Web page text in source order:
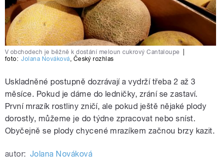
V obchodech je běžně k dostání meloun cukrový Cantaloupe
foto: Jolana Nováková Český rozhlas
Uskladněné postupně dozrávají a vydrží třeba 2 až 3
měsíce. Pokud je dáme do ledničky, zrání se zastaví.
První mrazík rostliny zničí, ale pokud ještě nějaké plody
dorostly, můžeme je do týdne zpracovat nebo sníst.
Obyčejně se plody chycené mrazíkem začnou brzy kazit.
autor: Jolana Nováková